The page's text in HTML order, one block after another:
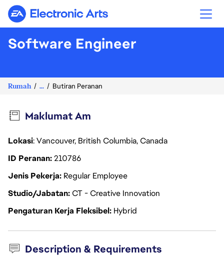
Electronic Arts
Software Engineer
Rumah ... Butiran Peranan
Maklumat Am
Lokasi: Vancouver, British Columbia, Canada
ID Peranan210786
Jenis Pekerja Regular Employee
Studio/JabatanCT - Creative Innovation
Pengaturan Kerja Fleksibel Hybrid
Description & Requirements